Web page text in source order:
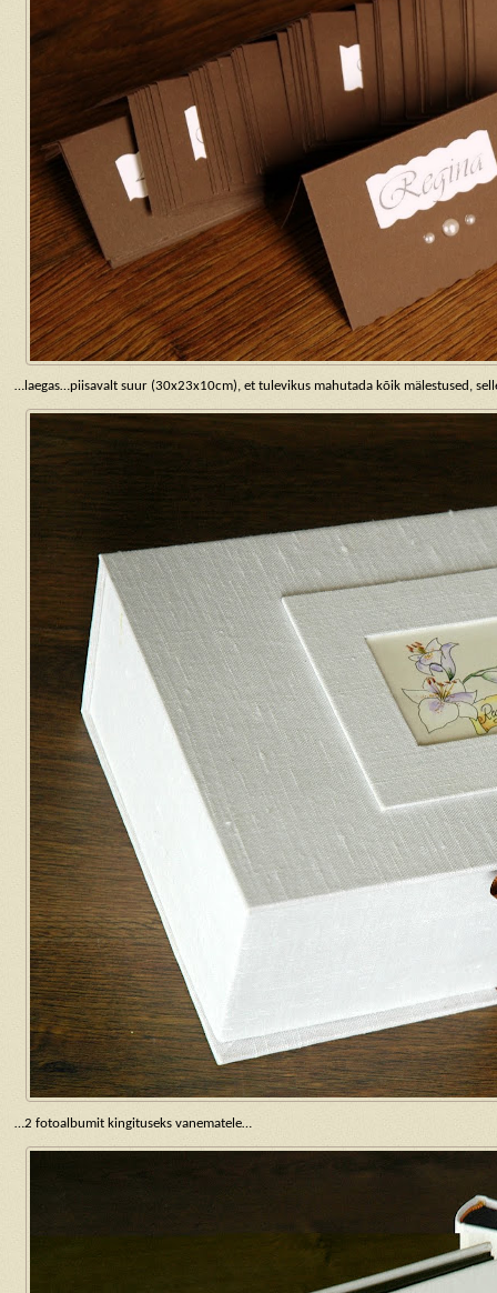
…laegas…piisavalt suur (30x23x10cm), et tulevikus mahutada kõik mälestused,
…2 fotoalbumit kingituseks vanematele…